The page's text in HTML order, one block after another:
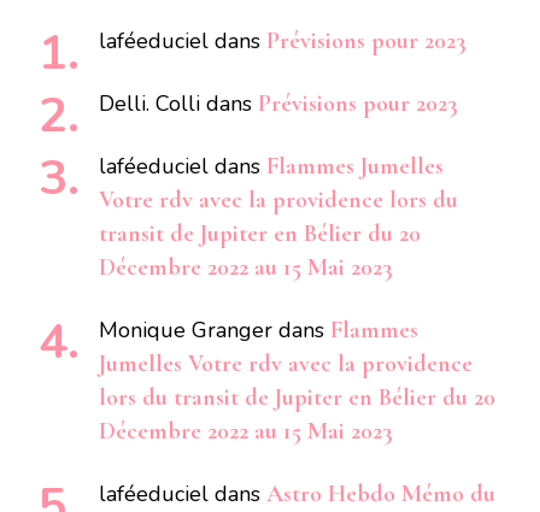
laféeduciel dans Prévisions pour 2023
Delli. Colli dans Prévisions pour 2023
laféeduciel dans Flammes Jumelles
Votre rdv avec la providence lors du
transit de Jupiter en Bélier du 20
Décembre 2022 au 15 Mai 2023
Monique Granger dans Flammes
Jumelles Votre rdv avec la providence
lors du transit de Jupiter en Bélier du 20
Décembre 2022 au 15 Mai 2023
laféeduciel dans Astro Hebdo Mémo du